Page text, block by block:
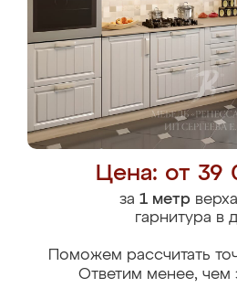
Цена: от 39
за 1 метр
гарнитура в
Поможем рассчитать
Ответим менее, чем